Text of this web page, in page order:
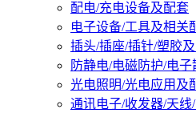
配电/充电设备及配套
电子设备/工具及相关
插头/插座/插针/塑胶
防静电/电磁防护/电
光电照明/光电应用及
通讯电子/收发器/天线